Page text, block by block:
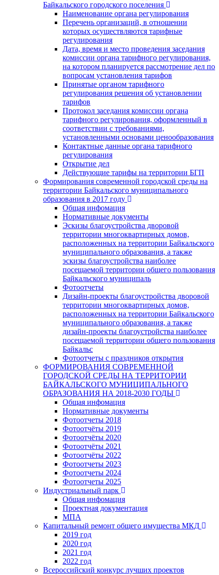
Байкальского городского поселения
Наименование органа регулирования
Перечень организаций, в отношении
которых осуществляются тарифные
регулирования
Дата, время и место проведения заседания
комиссии органа тарифного регулирования,
на котором планируется рассмотрение дел по
вопросам установления тарифов
Принятые органом тарифного
регулирования решения об установлении
тарифов
Протокол заседания комиссии органа
тарифного регулирования, оформленный в
соответствии с требованиями,
установленными основами ценообразования
Контактные данные органа тарифного
регулирования
Открытие дел
Действующие тарифы на территории БГП
Формирования современной городской среды на
территории Байкальского муниципального
образования в 2017 году
Общая инфомация
Нормативные документы
Эскизы благоустройства дворовой
территории многоквартирных домов,
расположенных на территории Байкальского
муниципального образования, а также
эскизы благоустройства наиболее
посещаемой территории общего пользования
Байкальского муниципаль
Фотоотчеты
Дизайн-проекты благоустройства дворовой
территории многоквартирных домов,
расположенных на территории Байкальского
муниципального образования, а также
дизайн-проекты благоустройства наиболее
посещаемой территории общего пользования
Байкальс
Фотоотчеты с праздников открытия
ФОРМИРОВАНИЯ СОВРЕМЕННОЙ
ГОРОДСКОЙ СРЕДЫ НА ТЕРРИТОРИИ
БАЙКАЛЬСКОГО МУНИЦИПАЛЬНОГО
ОБРАЗОВАНИЯ НА 2018-2030 ГОДЫ
Общая инфомация
Нормативные документы
Фотоотчеты 2018
Фотоотчёты 2019
Фотоотчёты 2020
Фотоотчёты 2021
Фотоотчёты 2022
Фотоотчеты 2023
Фотоотчеты 2024
Фотоотчеты 2025
Индустриальный парк
Общая инфомация
Проектная документация
МПА
Капитальный ремонт общего имущества МКД
2019 год
2020 год
2021 год
2022 год
Всероссийский конкурс лучших проектов